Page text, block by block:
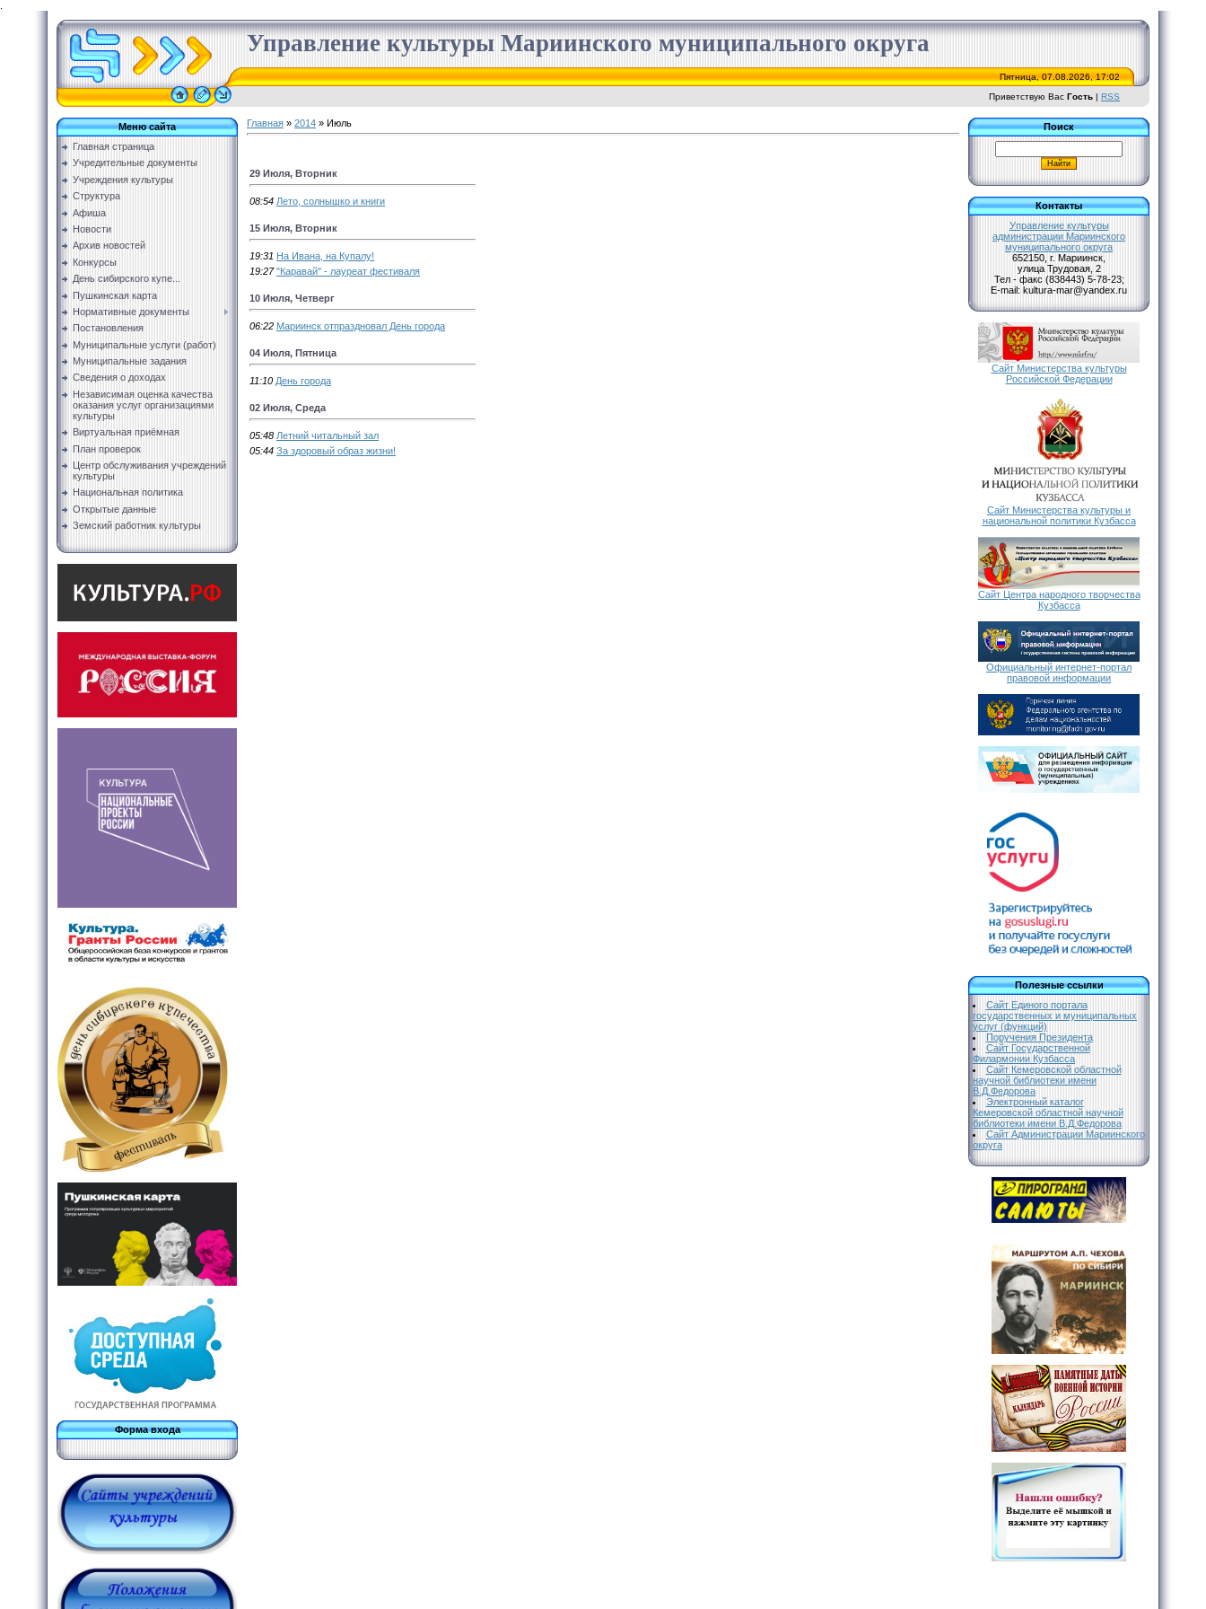
Управление культуры Мариинского муниципального округа
Пятница, 07.08.2026, 17:02
Приветствую Вас Гость | RSS
Меню сайта
Главная страница
Учредительные документы
Учреждения культуры
Структура
Афиша
Новости
Архив новостей
Конкурсы
День сибирского купе...
Пушкинская карта
Нормативные документы
Постановления
Муниципальные услуги (работ)
Муниципальные задания
Сведения о доходах
Независимая оценка качества
оказания услуг организациями
культуры
Виртуальная приёмная
План проверок
Центр обслуживания учреждений
культуры
Национальная политика
Открытые данные
Земский работник культуры
Форма входа
Главная » 2014 » Июль
29 Июля, Вторник
08:54 Лето, солнышко и книги
15 Июля, Вторник
19:31 На Ивана, на Купалу!
19:27 "Каравай" - лауреат фестиваля
10 Июля, Четверг
06:22 Мариинск отпраздновал День города
04 Июля, Пятница
11:10 День города
02 Июля, Среда
05:48 Летний читальный зал
05:44 За здоровый образ жизни!
Поиск
Контакты
Управление культуры
администрации Мариинского
муниципального округа
652150, г. Мариинск,
улица Трудовая, 2
Тел - факс (838443) 5-78-23;
Е-mail: kultura-mar@yandex.ru
Сайт Министерства культуры
Российской Федерации
Сайт Министерства культуры и
национальной политики Кузбасса
Сайт Центра народного творчества
Кузбасса
Официальный интернет-портал
правовой информации
Полезные ссылки
Сайт Единого портала
государственных и муниципальных
услуг (функций)
Поручения Президента
Сайт Государственной
Филармонии Кузбасса
Сайт Кемеровской областной
научной библиотеки имени
В.Д.Федорова
Электронный каталог
Кемеровской областной научной
библиотеки имени В.Д.Федорова
Сайт Администрации Мариинского
округа